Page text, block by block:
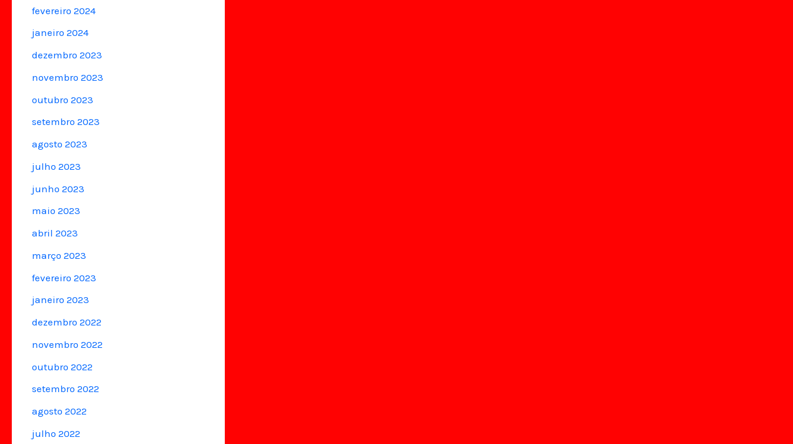
fevereiro 2024
janeiro 2024
dezembro 2023
novembro 2023
outubro 2023
setembro 2023
agosto 2023
julho 2023
junho 2023
maio 2023
abril 2023
março 2023
fevereiro 2023
janeiro 2023
dezembro 2022
novembro 2022
outubro 2022
setembro 2022
agosto 2022
julho 2022